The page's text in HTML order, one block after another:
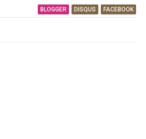
BLOGGER DISQUS FACEBOOK